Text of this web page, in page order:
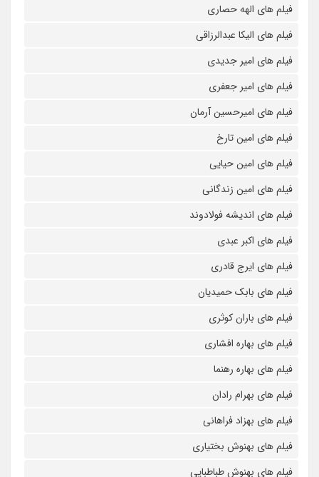
فیلم های الهه حصاری
فیلم های الیکا عبدالرزاقی
فیلم های امیر جدیدی
فیلم های امیر جعفری
فیلم های امیرحسین آرمان
فیلم های امین تارخ
فیلم های امین حیایی
فیلم های امین زندگانی
فیلم های اندیشه فولادوند
فیلم های اکبر عبدی
فیلم های ایرج قادری
فیلم های بابک حمیدیان
فیلم های باران کوثری
فیلم های بهاره افشاری
فیلم های بهاره رهنما
فیلم های بهرام رادان
فیلم های بهزاد فراهانی
فیلم های بهنوش بختیاری
فیلم های بهنوش طباطبایی